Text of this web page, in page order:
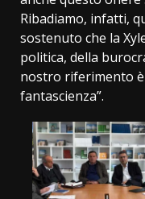
Ribadiamo, infatti,
sostenuto che la
politica, della
nostro riferimento è
fantascienza”.